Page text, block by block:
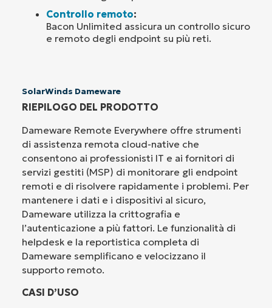
Controllo remoto:
Bacon Unlimited assicura un controllo sicuro
e remoto degli endpoint su più reti.
SolarWinds Dameware
RIEPILOGO DEL PRODOTTO
Dameware Remote Everywhere offre strumenti
di assistenza remota cloud-native che
consentono ai professionisti IT e ai fornitori di
servizi gestiti (MSP) di monitorare gli endpoint
remoti e di risolvere rapidamente i problemi. Per
mantenere i dati e i dispositivi al sicuro,
Dameware utilizza la crittografia e
l’autenticazione a più fattori. Le funzionalità di
helpdesk e la reportistica completa di
Dameware semplificano e velocizzano il
supporto remoto.
CASI D’USO